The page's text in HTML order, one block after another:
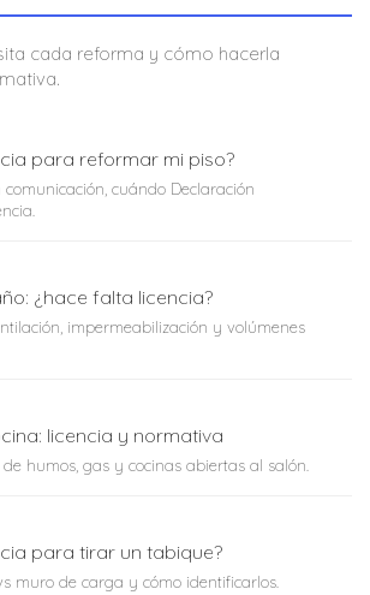
cada reforma y cómo hacerla
para reformar mi piso?
cuándo Declaración
¿hace falta licencia?
impermeabilización y volúmenes
licencia y normativa
humos, gas y cocinas abiertas al salón.
para tirar un tabique?
muro de carga y cómo identificarlos.